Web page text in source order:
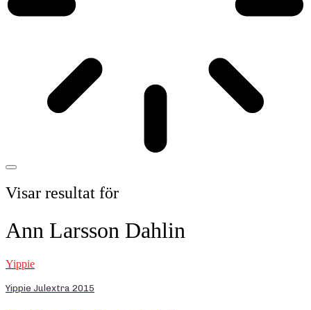
Visar resultat för
Ann Larsson Dahlin
Yippie
Yippie Julextra 2015